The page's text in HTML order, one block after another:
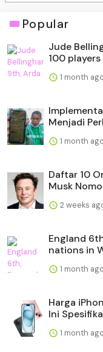
Popular
Jude
100 players
1 month ago
Menjadi
1 month ago
Daftar 10
Musk
2 weeks
England
nations in
1 month ago
Harga
Ini
1 month ago